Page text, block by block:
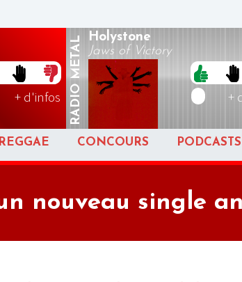
+ d'infos RADIO
METAL Holystone
Jaws of Victory
+
REGGAE CONCOURS PODCASTS
nouveau single